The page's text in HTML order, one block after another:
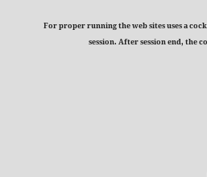
For proper running the web sites uses a
session. After session end, the